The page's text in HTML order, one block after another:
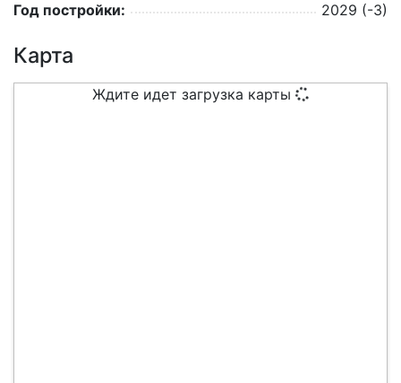
Год постройки:
2029 (-3)
Карта
Ждите идет загрузка карты